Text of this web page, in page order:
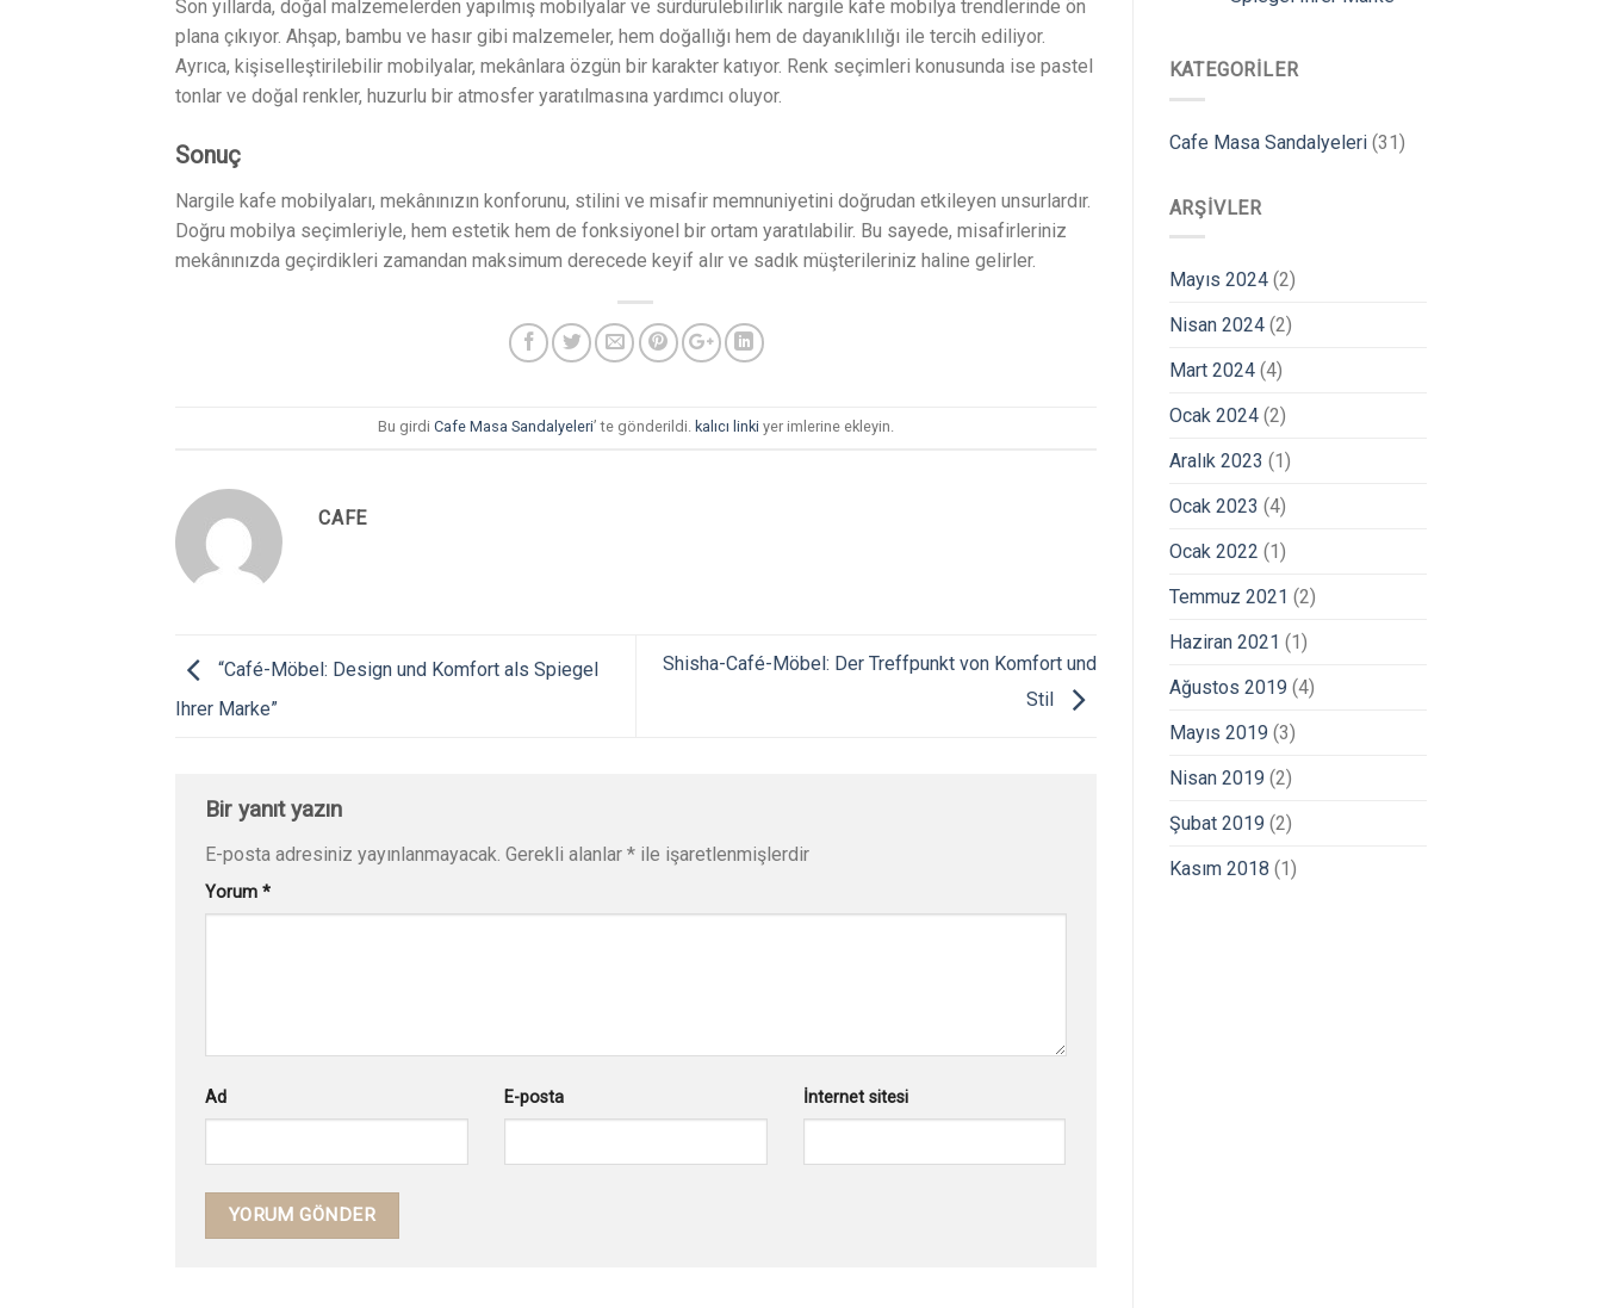
Son yıllarda, doğal malzemelerden yapılmış mobilyalar ve sürdürülebilirlik nargile kafe mobilya trendlerinde ön
plana çıkıyor. Ahşap, bambu ve hasır gibi malzemeler, hem doğallığı hem de dayanıklılığı ile tercih ediliyor.
Ayrıca, kişiselleştirilebilir mobilyalar, mekânlara özgün bir karakter katıyor. Renk seçimleri konusunda ise pastel
tonlar ve doğal renkler, huzurlu bir atmosfer yaratılmasına yardımcı oluyor.
Sonuç
Nargile kafe mobilyaları, mekânınızın konforunu, stilini ve misafir memnuniyetini doğrudan etkileyen unsurlardır.
Doğru mobilya seçimleriyle, hem estetik hem de fonksiyonel bir ortam yaratılabilir. Bu sayede, misafirleriniz
mekânınızda geçirdikleri zamandan maksimum derecede keyif alır ve sadık müşterileriniz haline gelirler.
Bu girdi Cafe Masa Sandalyeleri’ te gönderildi. kalıcı linki yer imlerine ekleyin.
CAFE
“Café-Möbel: Design und Komfort als Spiegel
Ihrer Marke”
Shisha-Café-Möbel: Der Treffpunkt von Komfort und
Stil
Bir yanıt yazın
E-posta adresiniz yayınlanmayacak. Gerekli alanlar * ile işaretlenmişlerdir
Yorum *
Ad E-posta İnternet sitesi
KATEGORILER
Cafe Masa Sandalyeleri(31)
ARŞIVLER
Mayıs 2024(2)
Nisan 2024(2)
Mart 2024(4)
Ocak 2024(2)
Aralık 2023 (1)
Ocak 2023 (4)
Ocak 2022 (1)
Temmuz 2021 (2)
Haziran 2021 (1)
Ağustos 2019 (4)
Mayıs 2019 (3)
Nisan 2019 (2)
Şubat 2019 (2)
Kasım 2018 (1)